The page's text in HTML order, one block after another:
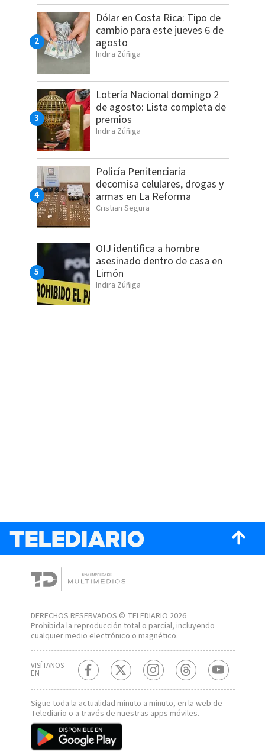
Dólar en Costa Rica: Tipo de
cambio para este jueves 6 de
agosto
Indira Zúñiga
Lotería Nacional domingo 2
de agosto: Lista completa de
premios
Indira Zúñiga
Policía Penitenciaria
decomisa celulares, drogas y
armas en La Reforma
Cristian Segura
OIJ identifica a hombre
asesinado dentro de casa en
Limón
Indira Zúñiga
DERECHOS RESERVADOS © TELEDIARIO 2026
Prohibida la reproducción total o parcial, incluyendo
cualquier medio electrónico o magnético.
VISÍTANOS
EN
Sigue toda la actualidad minuto a minuto, en la web de
Telediario o a través de nuestras apps móviles.